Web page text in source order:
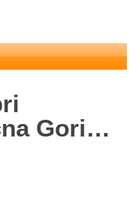
Gorica